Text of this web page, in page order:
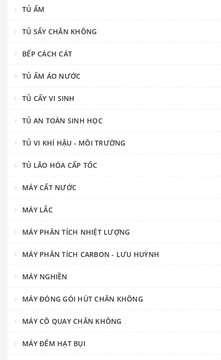
TỦ ẤM
TỦ SẤY CHÂN KHÔNG
BẾP CÁCH CÁT
TỦ ẤM ÁO NƯỚC
TỦ CẤY VI SINH
TỦ AN TOÀN SINH HỌC
TỦ VI KHÍ HẬU - MÔI TRƯỜNG
TỦ LÃO HÓA CẤP TỐC
MÁY CẤT NƯỚC
MÁY LẮC
MÁY PHÂN TÍCH NHIỆT LƯỢNG
MÁY PHÂN TÍCH CARBON - LƯU HUỲNH
MÁY NGHIỀN
MÁY ĐÓNG GÓI HÚT CHÂN KHÔNG
MÁY CÔ QUAY CHÂN KHÔNG
MÁY ĐẾM HẠT BỤI